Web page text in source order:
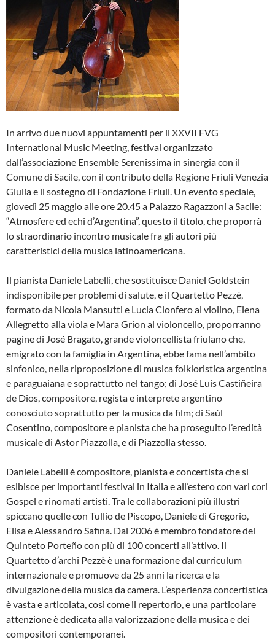
In arrivo due nuovi appuntamenti per il XXVII FVG
International Music Meeting, festival organizzato
dall’associazione Ensemble Serenissima in sinergia con il
Comune di Sacile, con il contributo della Regione Friuli Venezia
Giulia e il sostegno di Fondazione Friuli. Un evento speciale,
giovedì 25 maggio alle ore 20.45 a Palazzo Ragazzoni a Sacile:
“Atmosfere ed echi d’Argentina”, questo il titolo, che proporrà
lo straordinario incontro musicale fra gli autori più
caratteristici della musica latinoamericana.
Il pianista Daniele Labelli, che sostituisce Daniel Goldstein
indisponibile per problemi di salute, e il Quartetto Pezzè,
formato da Nicola Mansutti e Lucia Clonfero al violino, Elena
Allegretto alla viola e Mara Grion al violoncello, proporranno
pagine di José Bragato, grande violoncellista friulano che,
emigrato con la famiglia in Argentina, ebbe fama nell’ambito
sinfonico, nella riproposizione di musica folkloristica argentina
e paraguaiana e soprattutto nel tango; di José Luis Castiñeira
de Dios, compositore, regista e interprete argentino
conosciuto soprattutto per la musica da film; di Saúl
Cosentino, compositore e pianista che ha proseguito l’eredità
musicale di Astor Piazzolla, e di Piazzolla stesso.
Daniele Labelli è compositore, pianista e concertista che si
esibisce per importanti festival in Italia e all’estero con vari cori
Gospel e rinomati artisti. Tra le collaborazioni più illustri
spiccano quelle con Tullio de Piscopo, Daniele di Gregorio,
Elisa e Alessandro Safina. Dal 2006 è membro fondatore del
Quinteto Porteño con più di 100 concerti all’attivo. Il
Quartetto d’archi Pezzè è una formazione dal curriculum
internazionale e promuove da 25 anni la ricerca e la
divulgazione della musica da camera. L’esperienza concertistica
è vasta e articolata, così come il repertorio, e una particolare
attenzione è dedicata alla valorizzazione della musica e dei
compositori contemporanei.